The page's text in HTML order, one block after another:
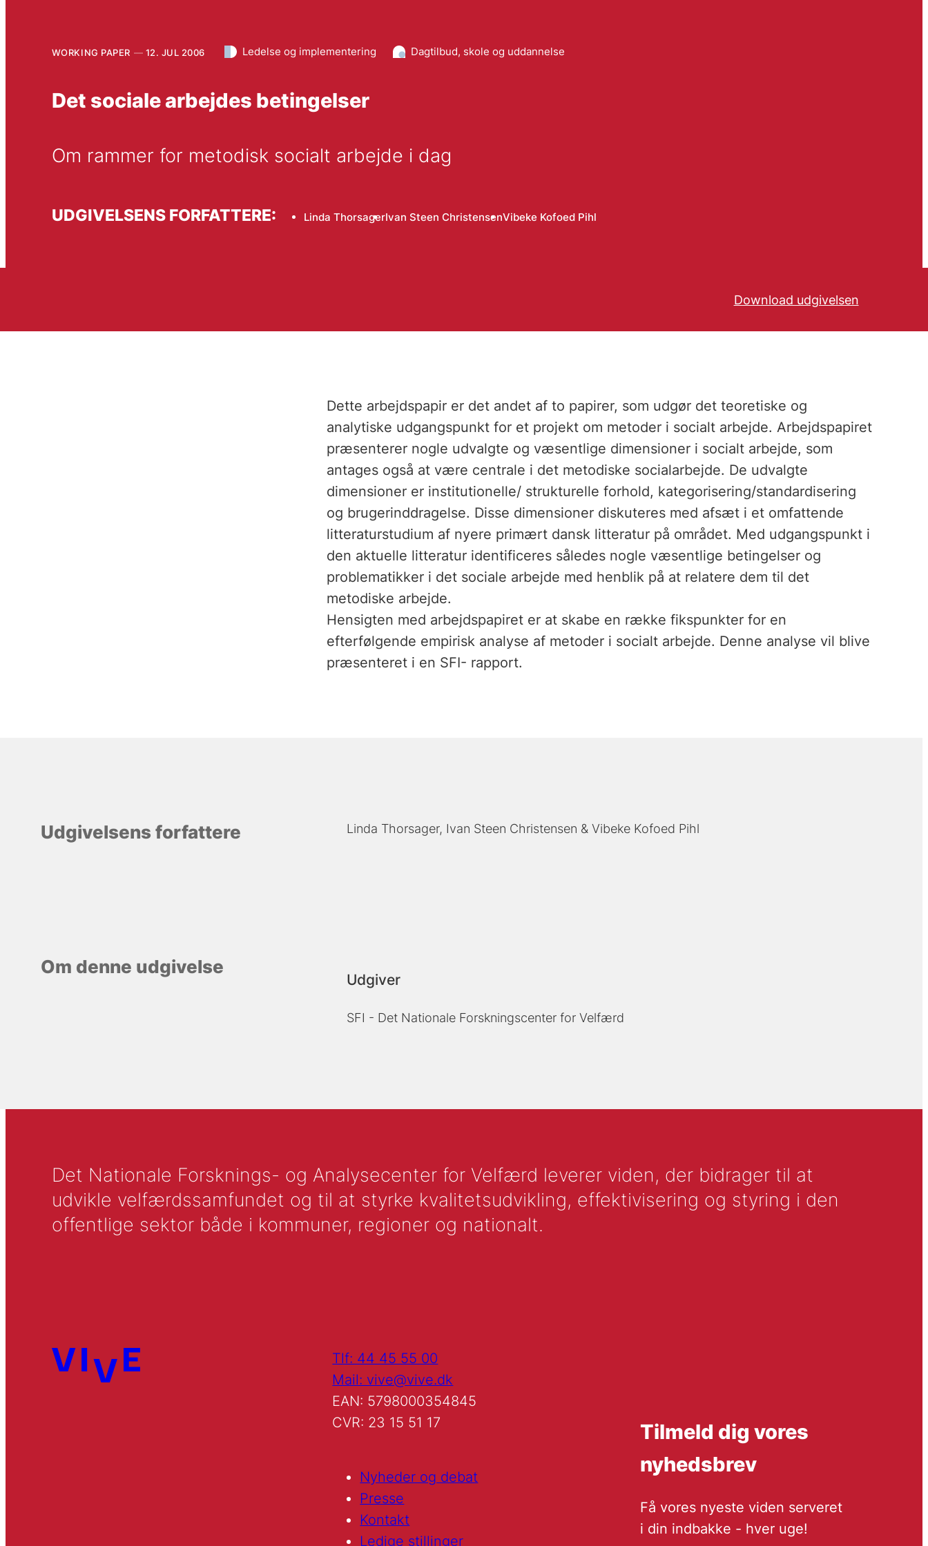
WORKING PAPER 12. JUL 2006 Ledelse og implementering Dagtilbud, skole og uddannelse
Det sociale arbejdes betingelser
Om rammer for metodisk socialt arbejde i dag
UDGIVELSENS FORFATTERE: Linda ThorsagerIvan Steen ChristensenVibeke Kofoed Pihl
Download udgivelsen
Dette arbejdspapir er det andet af to papirer, som udgør det teoretiske og
analytiske udgangspunkt for et projekt om metoder i socialt arbejde. Arbejdspapiret
præsenterer nogle udvalgte og væsentlige dimensioner i socialt arbejde, som
antages også at være centrale i det metodiske socialarbejde. De udvalgte
dimensioner er institutionelle/ strukturelle forhold, kategorisering/standardisering
og brugerinddragelse. Disse dimensioner diskuteres med afsæt i et omfattende
litteraturstudium af nyere primært dansk litteratur på området. Med udgangspunkt i
den aktuelle litteratur identificeres således nogle væsentlige betingelser og
problematikker i det sociale arbejde med henblik på at relatere dem til det
metodiske arbejde.
Hensigten med arbejdspapiret er at skabe en række fikspunkter for en
efterfølgende empirisk analyse af metoder i socialt arbejde. Denne analyse vil blive
præsenteret i en SFI- rapport.
Udgivelsens forfattere Linda Thorsager Ivan Steen Christensen Vibeke Kofoed Pihl
Om denne udgivelse
Udgiver
SFI - Det Nationale Forskningscenter for Velfærd
Det Nationale Forsknings- og Analysecenter for Velfærd leverer viden, der bidrager til at
udvikle velfærdssamfundet og til at styrke kvalitetsudvikling, effektivisering og styring i den
offentlige sektor både i kommuner, regioner og nationalt.
Tlf: 44 45 55 00
Mail: vive@vive.dk
EAN: 5798000354845
CVR: 23 15 51 17
Nyheder og debat
Presse
Kontakt
Ledige stillinger
Tilmeld dig vores
nyhedsbrev
Få vores nyeste viden serveret
i din indbakke - hver uge!